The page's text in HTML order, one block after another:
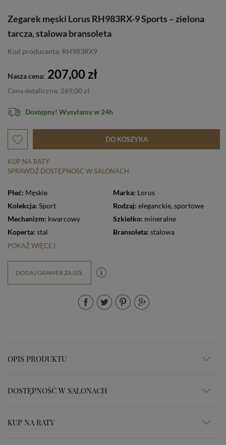
Zegarek męski Lorus RH983RX-9 Sports – zielona
tarcza, stalowa bransoleta
Kod producenta: RH983RX9
Nasza cena: 207,00 zł
Cena detaliczna: 269,00 zł
Dostępny! Wysyłamy w 24h
DO KOSZYKA
KUP NA RATY
SPRAWDŹ DOSTĘPNOŚĆ W SALONACH
Płeć: Męskie Marka: Lorus
Kolekcja: Sport Rodzaj: eleganckie, sportowe
Mechanizm: kwarcowy Szkiełko: mineralne
Koperta: stal Bransoleta: stalowa
POKAŻ WIĘCEJ
DODAJ GRAWER ZA 0ZŁ
OPIS PRODUKTU
DOSTĘPNOŚĆ W SALONACH
KUP NA RATY